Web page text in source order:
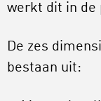
werkt dit in de
De zes
bestaan uit: